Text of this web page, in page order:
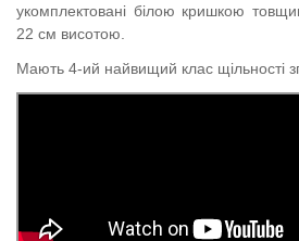
укомплектовані білою кришкою
22 см висотою.
Мають 4-ий найвищий клас щільності